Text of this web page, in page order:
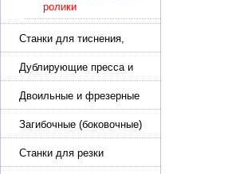
ролики
Станки для тиснения,
нанесения логотипа и
нумераторы
Дублирующие пресса и
утюги для разглаживания
кожи
Двоильные и фрезерные
машины для слоения и
фрезерования кожи
Загибочные (боковочные)
машины для стельки,
кошельков, сумок
Станки для резки
кожи.Станки для резки